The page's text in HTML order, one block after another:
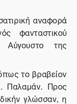
αναφορά
φανταστικού
Αύγουστο της
το βραβείον
Παλαμάν. Προς
γλώσσαν, η